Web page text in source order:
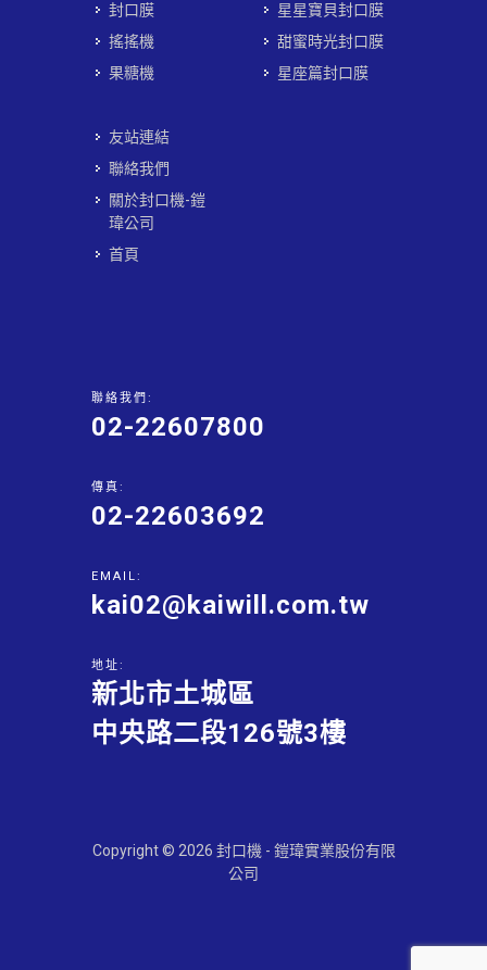
封口膜
搖搖機
果糖機
星星寶貝封口膜
甜蜜時光封口膜
星座篇封口膜
友站連結
聯絡我們
關於封口機-鎧
瑋公司
首頁
聯絡我們:
02-22607800
傳真:
02-22603692
EMAIL:
kai02@kaiwill.com.tw
地址:
新北市土城區
中央路二段126號3樓
Copyright © 2026 封口機 - 鎧瑋實業股份有限
公司